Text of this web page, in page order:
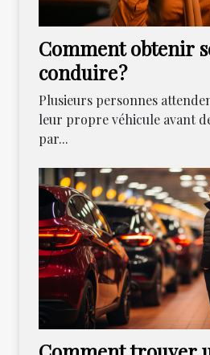
Comment obtenir
conduire ?
Plusieurs personnes
leur propre véhicule avant
par...